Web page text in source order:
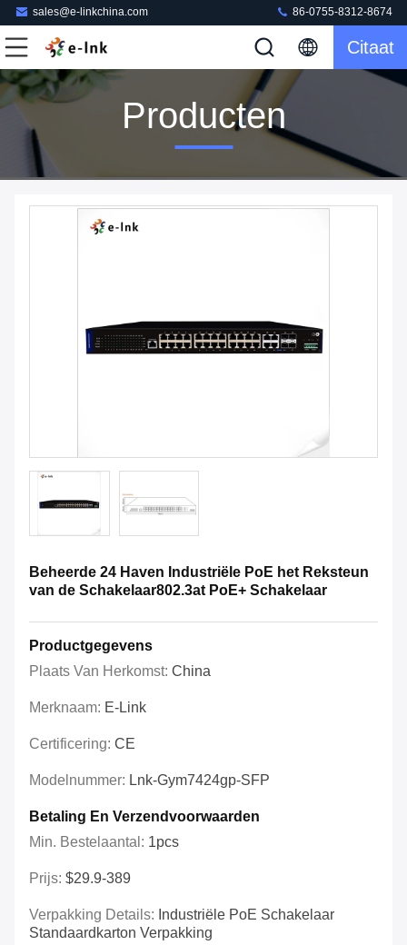
sales@e-linkchina.com 86-0755-8312-8674
Citaat
Producten
Beheerde 24 Haven Industriële PoE het Reksteun
van de Schakelaar802.3at PoE+ Schakelaar
Productgegevens
Plaats Van Herkomst: China
Merknaam: E-Link
Certificering: CE
Modelnummer: Lnk-Gym7424gp-SFP
Betaling En Verzendvoorwaarden
Min. Bestelaantal: 1pcs
Prijs: $29.9-389
Verpakking Details: Industriële PoE Schakelaar
Standaardkarton Verpakking